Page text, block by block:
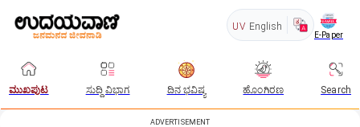
UV English
E-Paper
ಮುಖಪುಟ ಸುದ್ದಿ ವಿಭಾಗ ದಿನ ಭವಿಷ್ಯ ಹೊಂಗಿರಣ Search
ADVERTISEMENT